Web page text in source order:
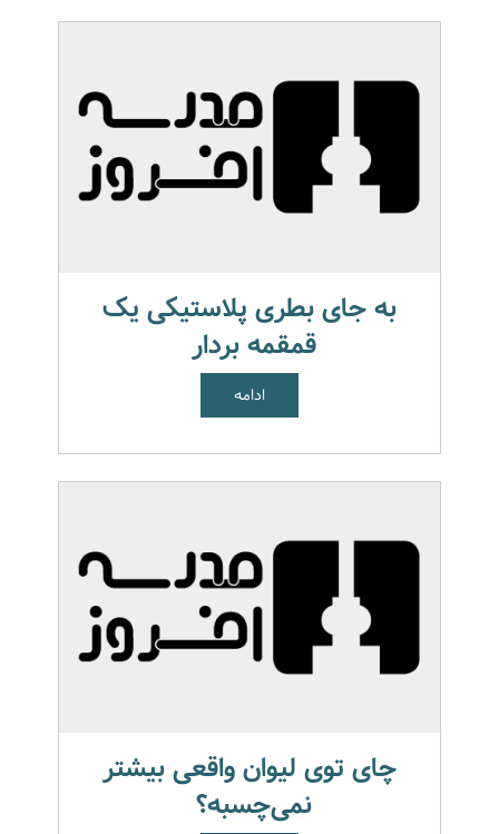
به جای بطری پلاستیکی یک
قمقمه بردار
ادامه
چای توی لیوان واقعی بیشتر
نمی‌چسبه؟